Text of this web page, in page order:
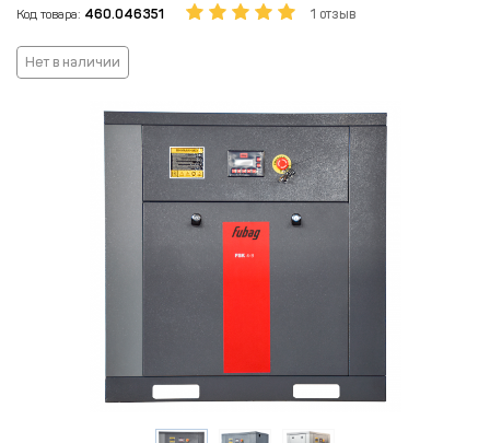
Код товара: 460.046351 1 отзыв
Нет в наличии